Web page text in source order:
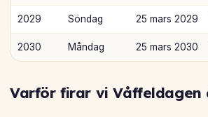
2029 Söndag 25 mars 2029
2030 Måndag 25 mars 2030
Varför firar vi Våffeldagen